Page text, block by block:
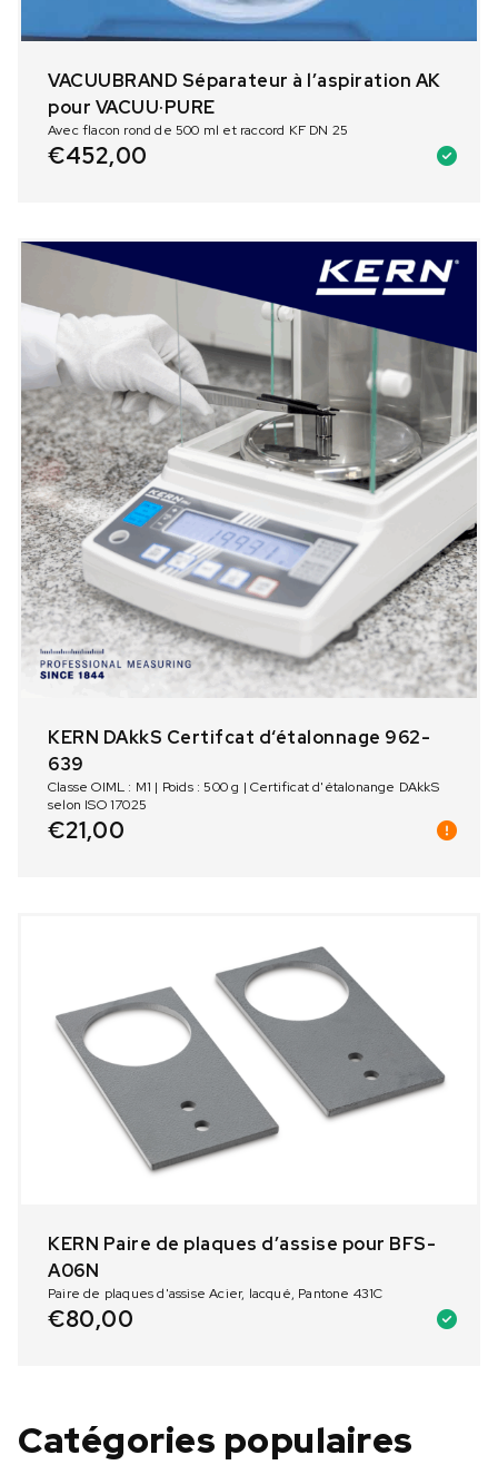
VACUUBRAND Séparateur à l’aspiration AK
pour VACUU·PURE
Avec flacon rond de 500 ml et raccord KF DN 25
€452,00
KERN DAkkS Certifcat d‘étalonnage 962-
639
Classe OIML : M1 | Poids : 500 g | Certificat d'étalonange DAkkS
selon ISO 17025
€21,00
KERN Paire de plaques dʼassise pour BFS-
A06N
Paire de plaques d'assise Acier, lacqué, Pantone 431C
€80,00
Catégories populaires